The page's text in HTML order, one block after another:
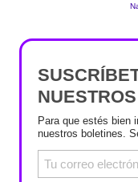
Para que estés bien
nuestros boletines.